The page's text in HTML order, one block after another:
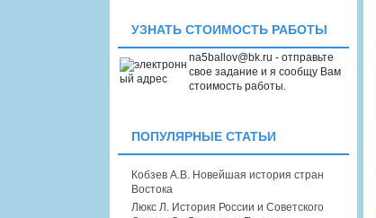
УЗНАТЬ СТОИМОСТЬ РАБОТЫ
na5ballov@bk.ru - отправьте
свое задание и я сообщу Вам
стоимость работы.
ПОПУЛЯРНЫЕ СТАТЬИ
Кобзев А.В. Новейшая история стран
Востока
Люкс Л. История России и Советского